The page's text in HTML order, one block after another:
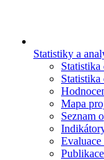
Statistiky a
Mapa
Seznam
Publikace